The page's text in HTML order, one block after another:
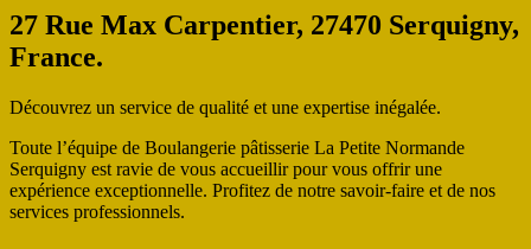
27 Rue Max Carpentier, 27470 Serquigny,
France.
Découvrez un service de qualité et une expertise inégalée.
Toute l’équipe de Boulangerie pâtisserie La Petite Normande
Serquigny est ravie de vous accueillir pour vous offrir une
expérience exceptionnelle. Profitez de notre savoir-faire et de nos
services professionnels.